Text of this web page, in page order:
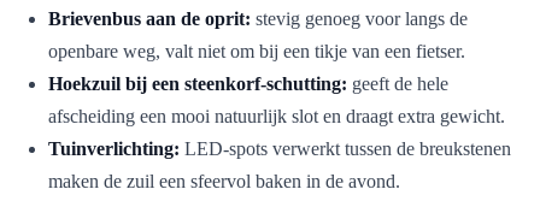
Brievenbus aan de oprit: stevig genoeg voor langs de
openbare weg, valt niet om bij een tikje van een fietser.
Hoekzuil bij een steenkorf-schutting: geeft de hele
afscheiding een mooi natuurlijk slot en draagt extra gewicht.
Tuinverlichting: LED-spots verwerkt tussen de breukstenen
maken de zuil een sfeervol baken in de avond.